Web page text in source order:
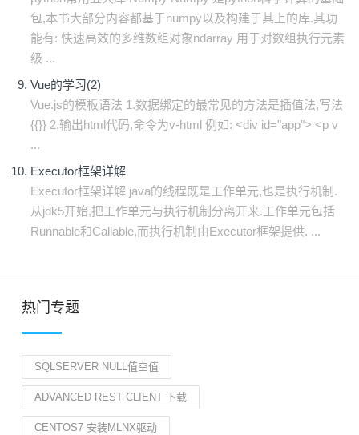
包,本书大部分内容都基于numpy以及构建于其上的库.其功
能有: 快速高效的多维数组对象ndarray 用于对数组执行元素
级 ...
Vue的学习(2)
Vue.js的模板语法 1.数据绑定的最常见的方法是插值法,写法
{{}} 2.输出html代码,命令为v-html 例如: <div id="app"> <p v
...
Executor框架详解
Executor框架详解 java的线程既是工作单元,也是执行机制.
从jdk5开始,把工作单元与执行机制分离开来.工作单元包括
Runnable和Callable,而执行机制由Executor框架提供. ...
热门专题
SQLSERVER NULL值空值
ADVANCED REST CLIENT 下载
CENTOS7 安装MLNX驱动